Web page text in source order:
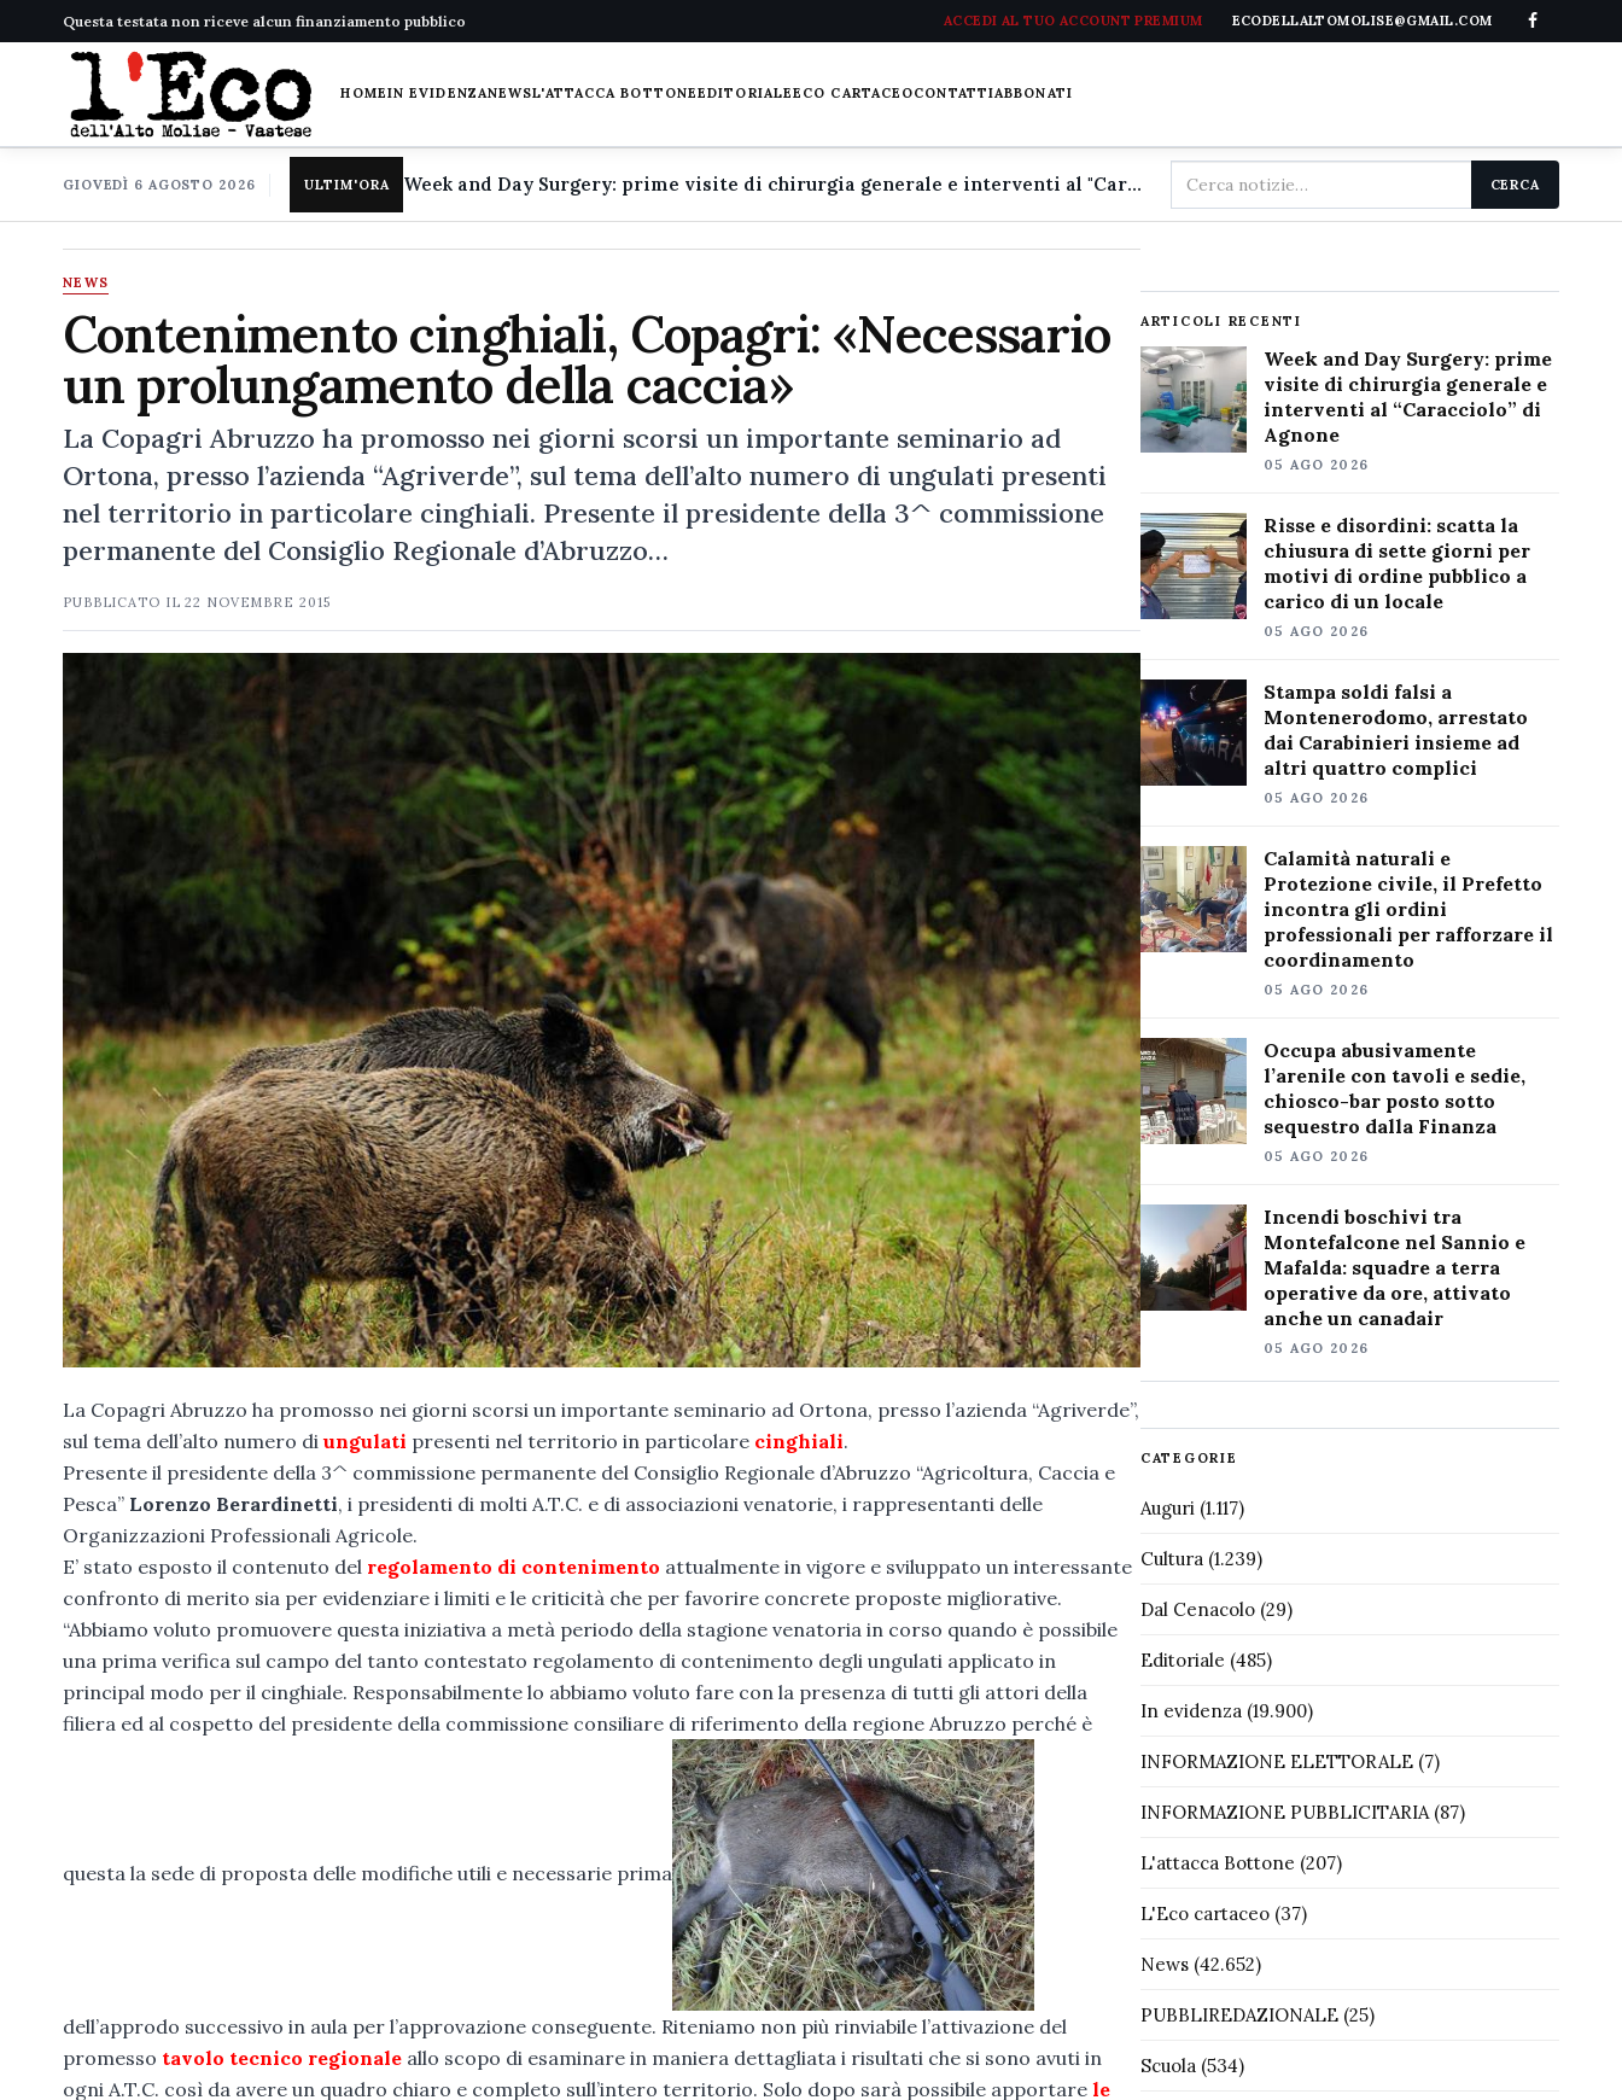
Questa testata non riceve alcun finanziamento pubblico ACCEDI AL TUO ACCOUNT PREMIUM ECODELLALTOMOLISE@GMAIL.COM
HOMEIN EVIDENZANEWSL'ATTACCA BOTTONEEDITORIALEECO CARTACEOCONTATTIABBONATI
GIOVEDÌ 6 AGOSTO 2026 ULTIM'ORA Week and Day Surgery: prime visite di chirurgia generale e interventi al "Caracciolo" di Agnone
Cerca
nel
CERCA
NEWS
Contenimento cinghiali, Copagri: «Necessario
un prolungamento della caccia»
La Copagri Abruzzo ha promosso nei giorni scorsi un importante seminario ad
Ortona, presso l’azienda “Agriverde”, sul tema dell’alto numero di ungulati presenti
nel territorio in particolare cinghiali. Presente il presidente della 3^ commissione
permanente del Consiglio Regionale d’Abruzzo…
PUBBLICATO IL22 NOVEMBRE 2015
La Copagri Abruzzo ha promosso nei giorni scorsi un importante seminario ad Ortona, presso l’azienda “Agriverde”,
sul tema dell’alto numero diungulati presenti nel territorio in particolare cinghiali.
Presente il presidente della 3^ commissione permanente del Consiglio Regionale d’Abruzzo “Agricoltura, Caccia e
Pesca” Lorenzo Berardinetti, i presidenti di molti A.T.C. e di associazioni venatorie, i rappresentanti delle
Organizzazioni Professionali Agricole.
E’ stato esposto il contenuto del regolamento di contenimento attualmente in vigore e sviluppato un interessante
confronto di merito sia per evidenziare i limiti e le criticità che per favorire concrete proposte migliorative.
“Abbiamo voluto promuovere questa iniziativa a metà periodo della stagione venatoria in corso quando è possibile
una prima verifica sul campo del tanto contestato regolamento di contenimento degli ungulati applicato in
principal modo per il cinghiale. Responsabilmente lo abbiamo voluto fare con la presenza di tutti gli attori della
filiera ed al cospetto del presidente della commissione consiliare di riferimento della regione Abruzzo perché è
questa la sede di proposta delle modifiche utili e necessarie prima
dell’approdo successivo in aula per l’approvazione conseguente. Riteniamo non più rinviabile l’attivazione del
promesso tavolo tecnico regionale allo scopo di esaminare in maniera dettagliata i risultati che si sono avuti in
ogni A.T.C. così da avere un quadro chiaro e completo sull’intero territorio. Solo dopo sarà possibile apportare le
ARTICOLI RECENTI
Week and Day Surgery: prime
visite di chirurgia generale e
interventi al “Caracciolo” di
Agnone
05 AGO 2026
Risse e disordini: scatta la
chiusura di sette giorni per
motivi di ordine pubblico a
carico di un locale
05 AGO 2026
Stampa soldi falsi a
Montenerodomo, arrestato
dai Carabinieri insieme ad
altri quattro complici
05 AGO 2026
Calamità naturali e
Protezione civile, il Prefetto
incontra gli ordini
professionali per rafforzare il
coordinamento
05 AGO 2026
Occupa abusivamente
l’arenile con tavoli e sedie,
chiosco-bar posto sotto
sequestro dalla Finanza
05 AGO 2026
Incendi boschivi tra
Montefalcone nel Sannio e
Mafalda: squadre a terra
operative da ore, attivato
anche un canadair
05 AGO 2026
CATEGORIE
Auguri(1.117)
Cultura(1.239)
Dal Cenacolo(29)
Editoriale (485)
In evidenza(19.900)
INFORMAZIONE ELETTORALE(7)
INFORMAZIONE PUBBLICITARIA(87)
L'attacca Bottone (207)
L'Eco cartaceo(37)
News(42.652)
PUBBLIREDAZIONALE(25)
Scuola(534)